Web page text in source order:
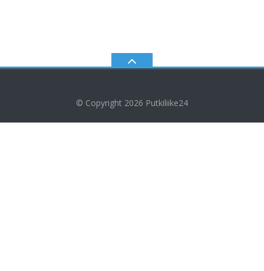
© Copyright 2026 Putkiliike24